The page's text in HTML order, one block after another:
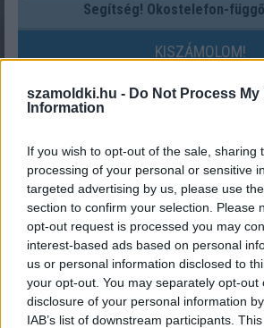
szamoldki.hu - Do Not Process My
Information
If you wish to opt-out of the sale, sharing
processing of your personal or sensitive
targeted advertising by us, please use
section to confirm your selection. Please
opt-out request is processed you may
interest-based ads based on personal
us or personal information disclosed to
your opt-out. You may separately opt-out
disclosure of your personal information
IAB’s list of downstream participants.
Segítség! Okostelefon-
KISZÁMOLOM!
Fix számokkal lottózol? Most
volna-e valaha!